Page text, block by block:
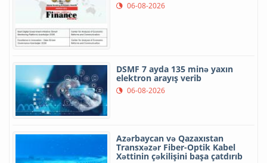
06-08-2026
DSMF 7 ayda 135 minə yaxın
elektron arayış verib
06-08-2026
Azərbaycan və Qazaxıstan
Transxəzər Fiber-Optik Kabel
Xəttinin çəkilişini başa çatdırıb